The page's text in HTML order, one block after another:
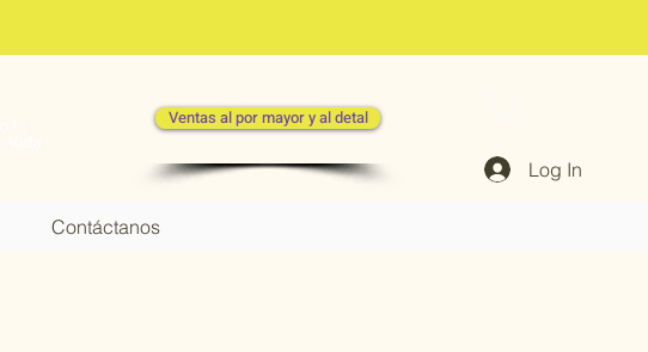
Ventas al por mayor y al detal
Log In
Contáctanos